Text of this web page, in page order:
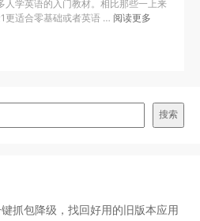
人学英语的入门教材。相比那些一上来
更适合零基础或者英语 … 阅读更多
搜索
抓包降级，找回好用的旧版本应用